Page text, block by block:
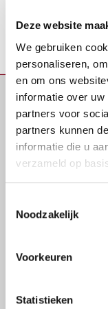
Deze website
We gebruiken
personaliseren,
en om ons
informatie over
partners voor
partners kunnen
informatie die u
verzameld op
Noodzakelijk
Voorkeuren
Statistieken
3 juni 2024
BLIJF
HET
efficiënte, veilige